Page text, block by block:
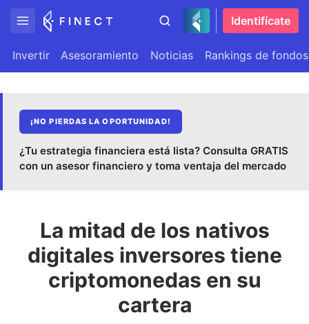
Identifícate
Invertir Asesoramiento Noticias Rankings de fondos
¡NO PIERDAS LA OPORTUNIDAD!
¿Tu estrategia financiera está lista? Consulta GRATIS
con un asesor financiero y toma ventaja del mercado
La mitad de los nativos
digitales inversores tiene
criptomonedas en su
cartera